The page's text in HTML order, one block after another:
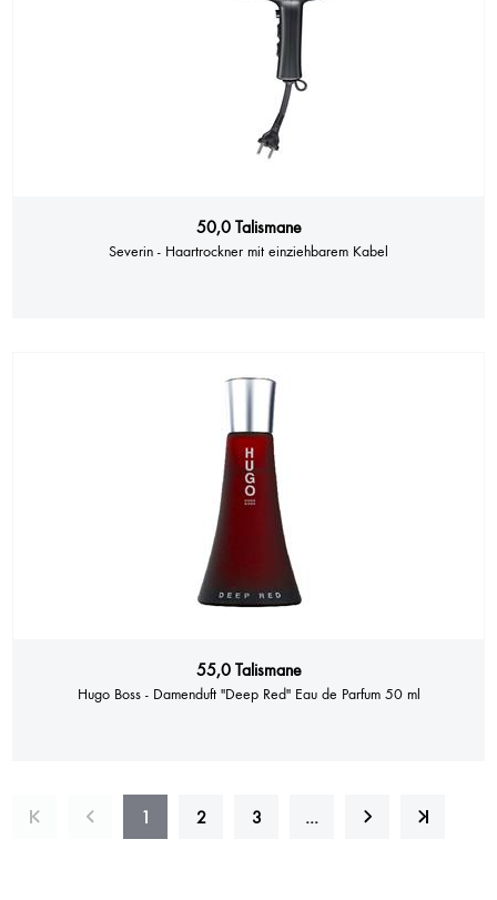
50,0 Talismane
Severin - Haartrockner mit einziehbarem Kabel
55,0 Talismane
Hugo Boss - Damenduft "Deep Red" Eau de Parfum 50 ml
1 2 3 …